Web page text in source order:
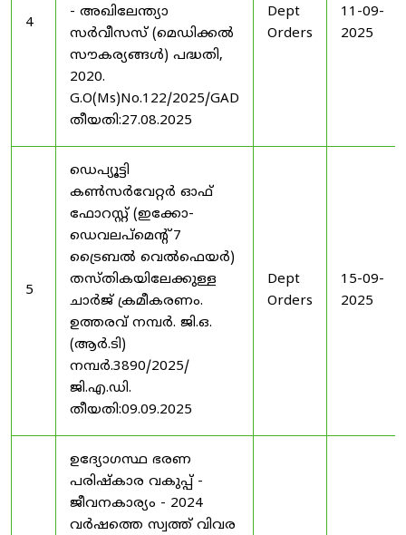
4
- അഖിലേന്ത്യാ
സർവീസസ് (മെഡിക്കൽ
സൗകര്യങ്ങൾ) പദ്ധതി,
2020.
G.O(Ms)No.122/2025/GAD
തീയതി:27.08.2025
Dept
Orders
11-09-
2025
5
ഡെപ്യൂട്ടി
കൺസർവേറ്റർ ഓഫ്
ഫോറസ്റ്റ് (ഇക്കോ-
ഡെവലപ്മെന്റ് 7
ട്രൈബൽ വെൽഫെയർ)
തസ്തികയിലേക്കുള്ള
ചാർജ് ക്രമീകരണം.
ഉത്തരവ് നമ്പർ. ജി.ഒ.
(ആർ.ടി)
നമ്പർ.3890/2025/
ജി.എ.ഡി.
തീയതി:09.09.2025
Dept
Orders
15-09-
2025
ഉദ്യോഗസ്ഥ ഭരണ
പരിഷ്കാര വകുപ്പ് -
ജീവനകാര്യം - 2024
വർഷത്തെ സ്വത്ത് വിവര